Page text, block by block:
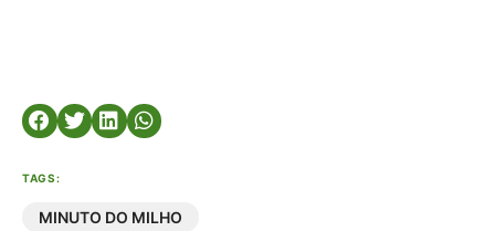
TAGS:
MINUTO DO MILHO